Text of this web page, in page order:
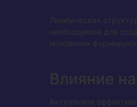
Лимбическая
необходимой для
мгновения
Влияние
Актуальное